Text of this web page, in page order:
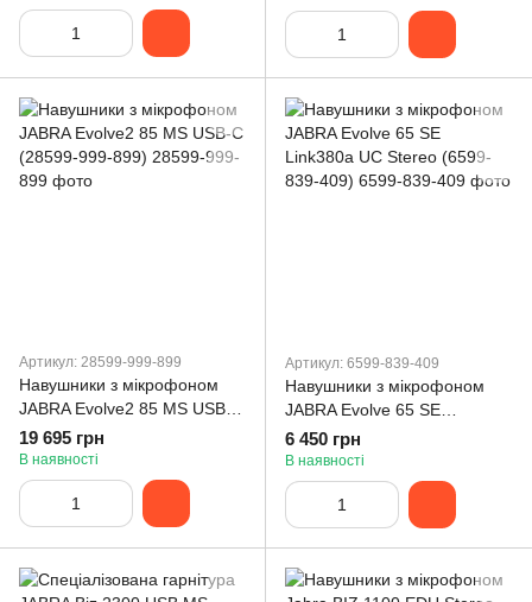
Артикул: 28599-999-899
Навушники з мікрофоном
JABRA Evolve2 85 MS USB-C
(28599-999-899)
19 695 грн
В наявності
Артикул: 6599-839-409
Навушники з мікрофоном
JABRA Evolve 65 SE
Link380a UC Stereo (6599-
839-409)
6 450 грн
В наявності